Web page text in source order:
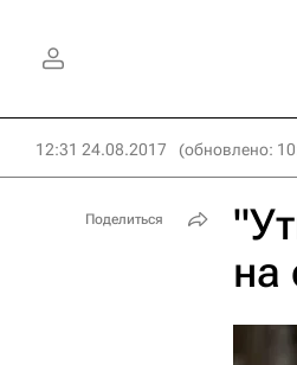
12:31 24.08.2017 (обновлено:
на
Поделиться